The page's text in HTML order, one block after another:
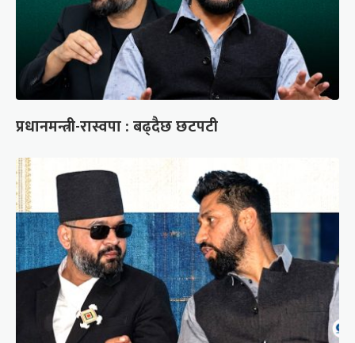
प्रधानमन्त्री-रास्वपा : बढ्दैछ छटपटी